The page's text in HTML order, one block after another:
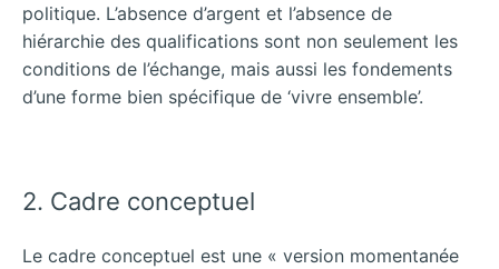
politique. L’absence d’argent et l’absence de
hiérarchie des qualifications sont non seulement les
conditions de l’échange, mais aussi les fondements
d’une forme bien spécifique de ‘vivre ensemble’.
2. Cadre conceptuel
Le cadre conceptuel est une « version momentanée